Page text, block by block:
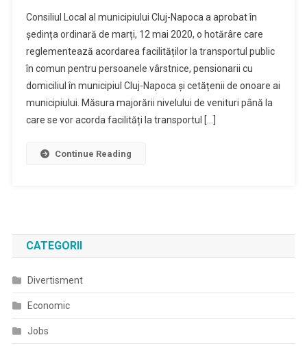
Consiliul Local al municipiului Cluj-Napoca a aprobat în
ședința ordinară de marți, 12 mai 2020, o hotărâre care
reglementează acordarea facilităților la transportul public
în comun pentru persoanele vârstnice, pensionarii cu
domiciliul în municipiul Cluj-Napoca și cetățenii de onoare ai
municipiului. Măsura majorării nivelului de venituri până la
care se vor acorda facilități la transportul […]
Continue Reading
CATEGORII
Divertisment
Economic
Jobs